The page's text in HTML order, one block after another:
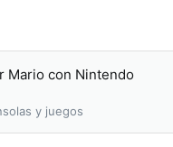
Mario con Nintendo
y juegos